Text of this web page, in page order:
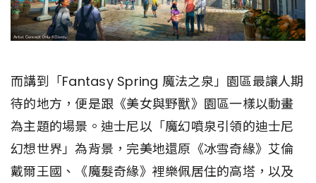
而講到「Fantasy Spring 魔法之泉」園區最讓人期
待的地方，便是跟《美女與野獸》園區一樣以動畫
為主題的場景。迪士尼以「魔幻噴泉引領的迪士尼
幻想世界」為背景，完美地還原《冰雪奇緣》艾倫
戴爾王國、《魔髮奇緣》裡樂佩居住的高塔，以及